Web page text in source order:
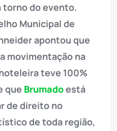
torno do evento.
Municipal de
apontou que
movimentação na
teve 100%
que Brumadoestá
de direito no
de toda região,